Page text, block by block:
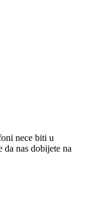
nece biti u
nas dobijete na